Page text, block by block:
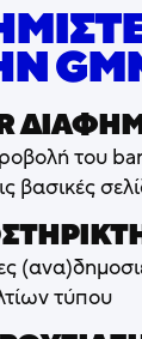
του
βασικές
τύπου